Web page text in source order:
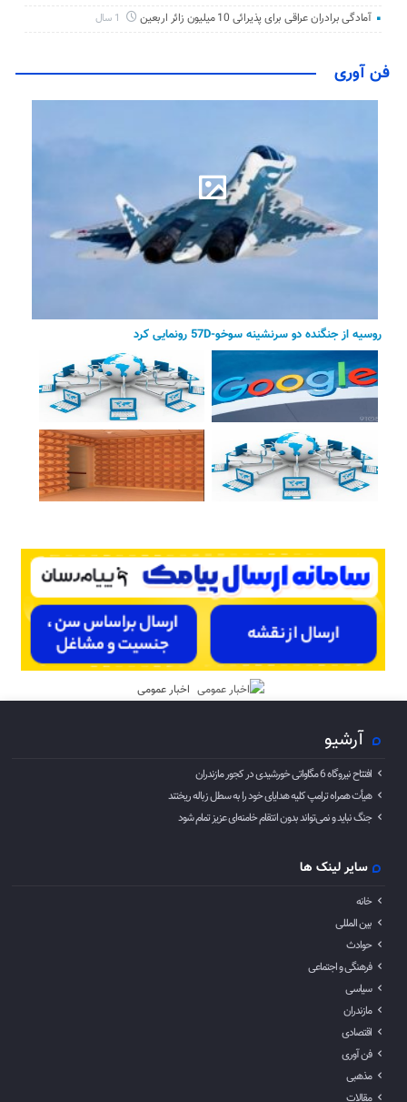
آمادگی برادران عراقی برای پذیرائی 10 میلیون زائر اربعین
فن آوری
روسیه از جنگنده دو سرنشینه سوخو-57D رونمایی کرد
اخبار عمومی
آرشیو
افتتاح نیروگاه 6 مگاواتی خورشیدی در کجور مازندران
هیأت همراه ترامپ کلیه هدایای خود را به سطل زباله ریختند
جنگ نباید و نمی‌تواند بدون انتقام خامنه‌ای عزیز تمام شود
سایر لینک ها
خانه
بین المللی
حوادث
فرهنگی و اجتماعی
سیاسی
مازندران
اقتصادی
فن آوری
مذهبی
مقالات